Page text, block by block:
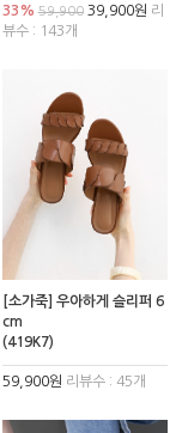
33% 59,90039,900원 리
뷰수 : 143개
[소가죽] 우아하게 슬리퍼 6
cm
(419K7)
59,900원 리뷰수 : 45개